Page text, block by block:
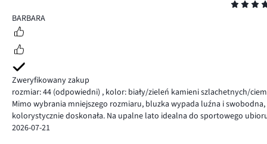
5
BARBARA
Zweryfikowany zakup
rozmiar: 44 (odpowiedni) , kolor: biały/zieleń kamieni szlachetnych/
Mimo wybrania mniejszego rozmiaru, bluzka wypada luźna i
kolorystycznie doskonała. Na upalne lato idealna do sportowego
2026-07-21